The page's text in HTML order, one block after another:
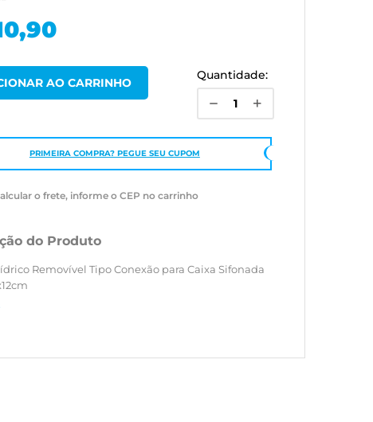
Quantidade:
PRIMEIRA COMPRA? PEGUE SEU CUPOM
o frete, informe o CEP no carrinho
do Produto
Removível Tipo Conexão para Caixa Sifonada